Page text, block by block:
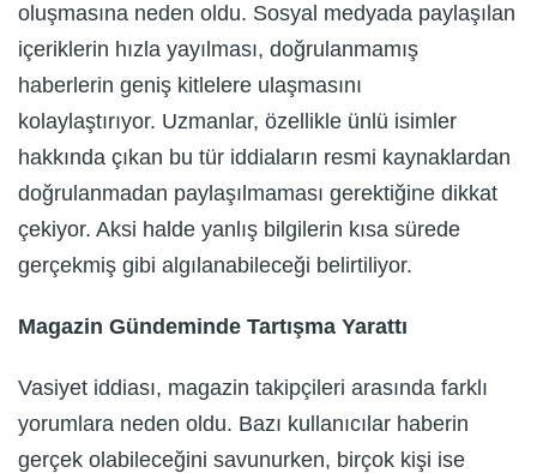
oluşmasına neden oldu. Sosyal medyada paylaşılan
içeriklerin hızla yayılması, doğrulanmamış
haberlerin geniş kitlelere ulaşmasını
kolaylaştırıyor. Uzmanlar, özellikle ünlü isimler
hakkında çıkan bu tür iddiaların resmi kaynaklardan
doğrulanmadan paylaşılmaması gerektiğine dikkat
çekiyor. Aksi halde yanlış bilgilerin kısa sürede
gerçekmiş gibi algılanabileceği belirtiliyor.
Magazin Gündeminde Tartışma Yarattı
Vasiyet iddiası, magazin takipçileri arasında farklı
yorumlara neden oldu. Bazı kullanıcılar haberin
gerçek olabileceğini savunurken, birçok kişi ise